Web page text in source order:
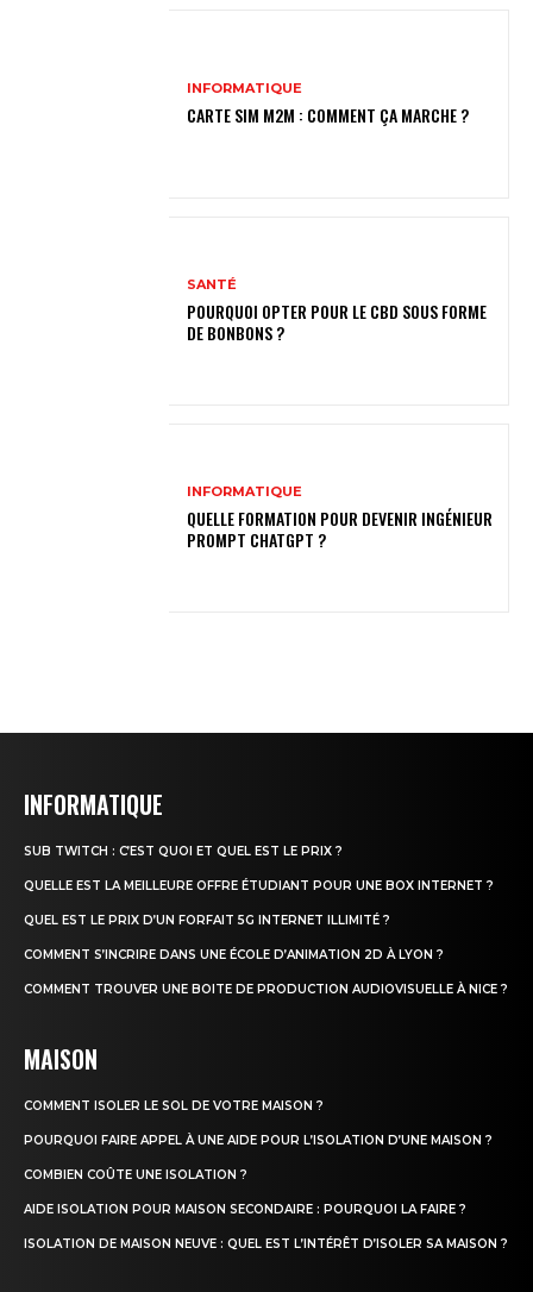
INFORMATIQUE
CARTE SIM M2M : COMMENT ÇA MARCHE ?
SANTÉ
POURQUOI OPTER POUR LE CBD SOUS FORME
DE BONBONS ?
INFORMATIQUE
QUELLE FORMATION POUR DEVENIR INGÉNIEUR
PROMPT CHATGPT ?
INFORMATIQUE
SUB TWITCH : C’EST QUOI ET QUEL EST LE PRIX ?
QUELLE EST LA MEILLEURE OFFRE ÉTUDIANT POUR UNE BOX INTERNET ?
QUEL EST LE PRIX D’UN FORFAIT 5G INTERNET ILLIMITÉ ?
COMMENT S’INCRIRE DANS UNE ÉCOLE D’ANIMATION 2D À LYON ?
COMMENT TROUVER UNE BOITE DE PRODUCTION AUDIOVISUELLE À NICE ?
MAISON
COMMENT ISOLER LE SOL DE VOTRE MAISON ?
POURQUOI FAIRE APPEL À UNE AIDE POUR L’ISOLATION D’UNE MAISON ?
COMBIEN COÛTE UNE ISOLATION ?
AIDE ISOLATION POUR MAISON SECONDAIRE : POURQUOI LA FAIRE ?
ISOLATION DE MAISON NEUVE : QUEL EST L’INTÉRÊT D’ISOLER SA MAISON ?